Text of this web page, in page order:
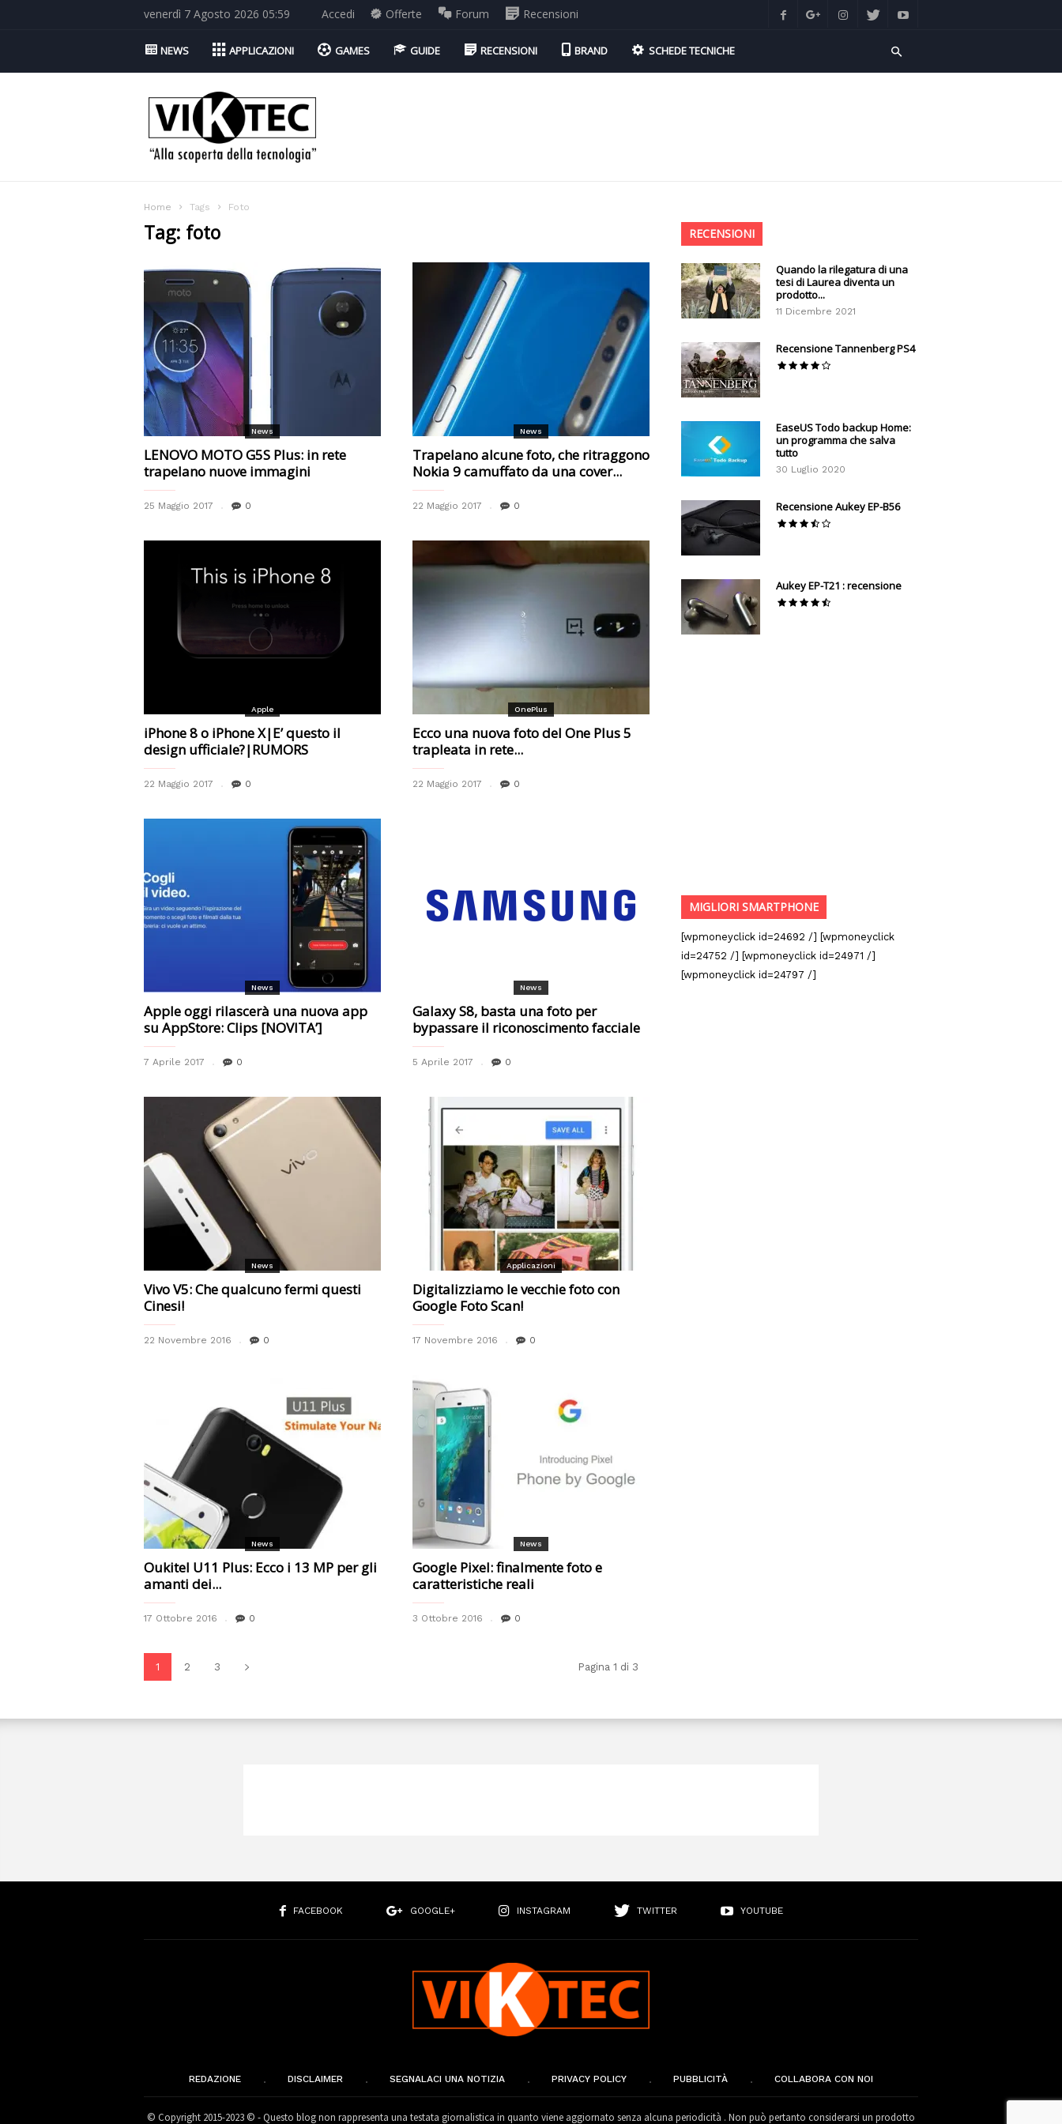
venerdì 7 Agosto 2026 05:59 Accedi Offerte Forum Recensioni
NEWS APPLICAZIONI GAMES GUIDE RECENSIONI BRAND SCHEDE TECNICHE
Viktec.net
Home Tags Foto
Tag: foto
News
LENOVO MOTO G5S Plus: in rete
trapelano nuove immagini
25 Maggio 2017 0
News
Trapelano alcune foto, che ritraggono
Nokia 9 camuffato da una cover...
22 Maggio 2017 0
Apple
iPhone 8 o iPhone X|E’ questo il
design ufficiale?|RUMORS
22 Maggio 2017 0
OnePlus
Ecco una nuova foto del One Plus 5
trapleata in rete...
22 Maggio 2017 0
News
Apple oggi rilascerà una nuova app
su AppStore: Clips [NOVITA’]
7 Aprile 2017 0
News
Galaxy S8, basta una foto per
bypassare il riconoscimento facciale
5 Aprile 2017 0
News
Vivo V5: Che qualcuno fermi questi
Cinesi!
22 Novembre 2016 0
Applicazioni
Digitalizziamo le vecchie foto con
Google Foto Scan!
17 Novembre 2016 0
News
Oukitel U11 Plus: Ecco i 13 MP per gli
amanti dei...
17 Ottobre 2016 0
News
Google Pixel: finalmente foto e
caratteristiche reali
3 Ottobre 2016 0
1 2 3 Pagina 1 di 3
RECENSIONI
Quando la rilegatura di una
tesi di Laurea diventa un
prodotto...
11 Dicembre 2021
Recensione Tannenberg PS4
EaseUS Todo backup Home:
un programma che salva
tutto
30 Luglio 2020
Recensione Aukey EP-B56
Aukey EP-T21 : recensione
MIGLIORI SMARTPHONE
[wpmoneyclick id=24692 /] [wpmoneyclick
id=24752 /] [wpmoneyclick id=24971 /]
[wpmoneyclick id=24797 /]
FACEBOOK GOOGLE+ INSTAGRAM TWITTER YOUTUBE
REDAZIONE DISCLAIMER SEGNALACI UNA NOTIZIA PRIVACY POLICY PUBBLICITÀ COLLABORA CON NOI
© Copyright 2015-2023 © - Questo blog non rappresenta una testata giornalistica in quanto viene aggiornato senza alcuna periodicità . Non può pertanto considerarsi un prodotto